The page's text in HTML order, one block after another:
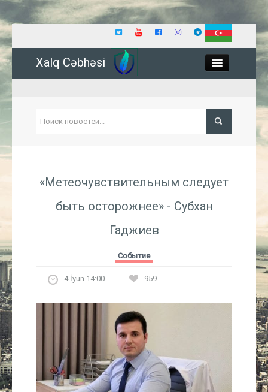
Xalq Cəbhəsi
Экономика
Проект
«Метеочувствительным следует
быть осторожнее» - Субхан
Гаджиев
Событие
4 İyun 14:00 959